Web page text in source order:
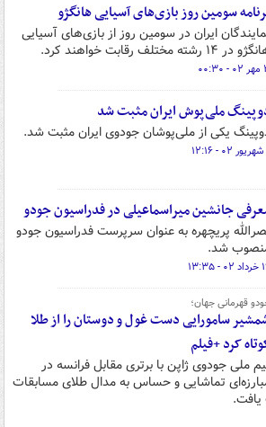
سومین روز بازی‌های آسیایی هانگژو
ایران در سومین روز از بازی‌های آسیایی
در ۱۴ رشته مختلف رقابت خواهند کرد.
ملی‌پوش ایران مثبت شد
یکی از ملی‌پوشان جودوی ایران مثبت شد.
جانشین میراسماعیلی در فدراسیون جودو
پریچهره به عنوان سرپرست فدراسیون جودو
شد.
قهرمانی جهان؛
سامورایی دست غول و دوستان را از طلا
کرد +فیلم
ملی جودوی ژاپن با برتری مقابل فرانسه در
تماشایی و حساس به مدال طلای مسابقات